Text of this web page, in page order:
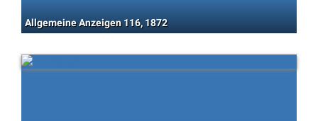
Allgemeine Anzeigen 116, 1872